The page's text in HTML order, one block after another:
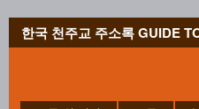
한국 천주교 주소록 GUIDE